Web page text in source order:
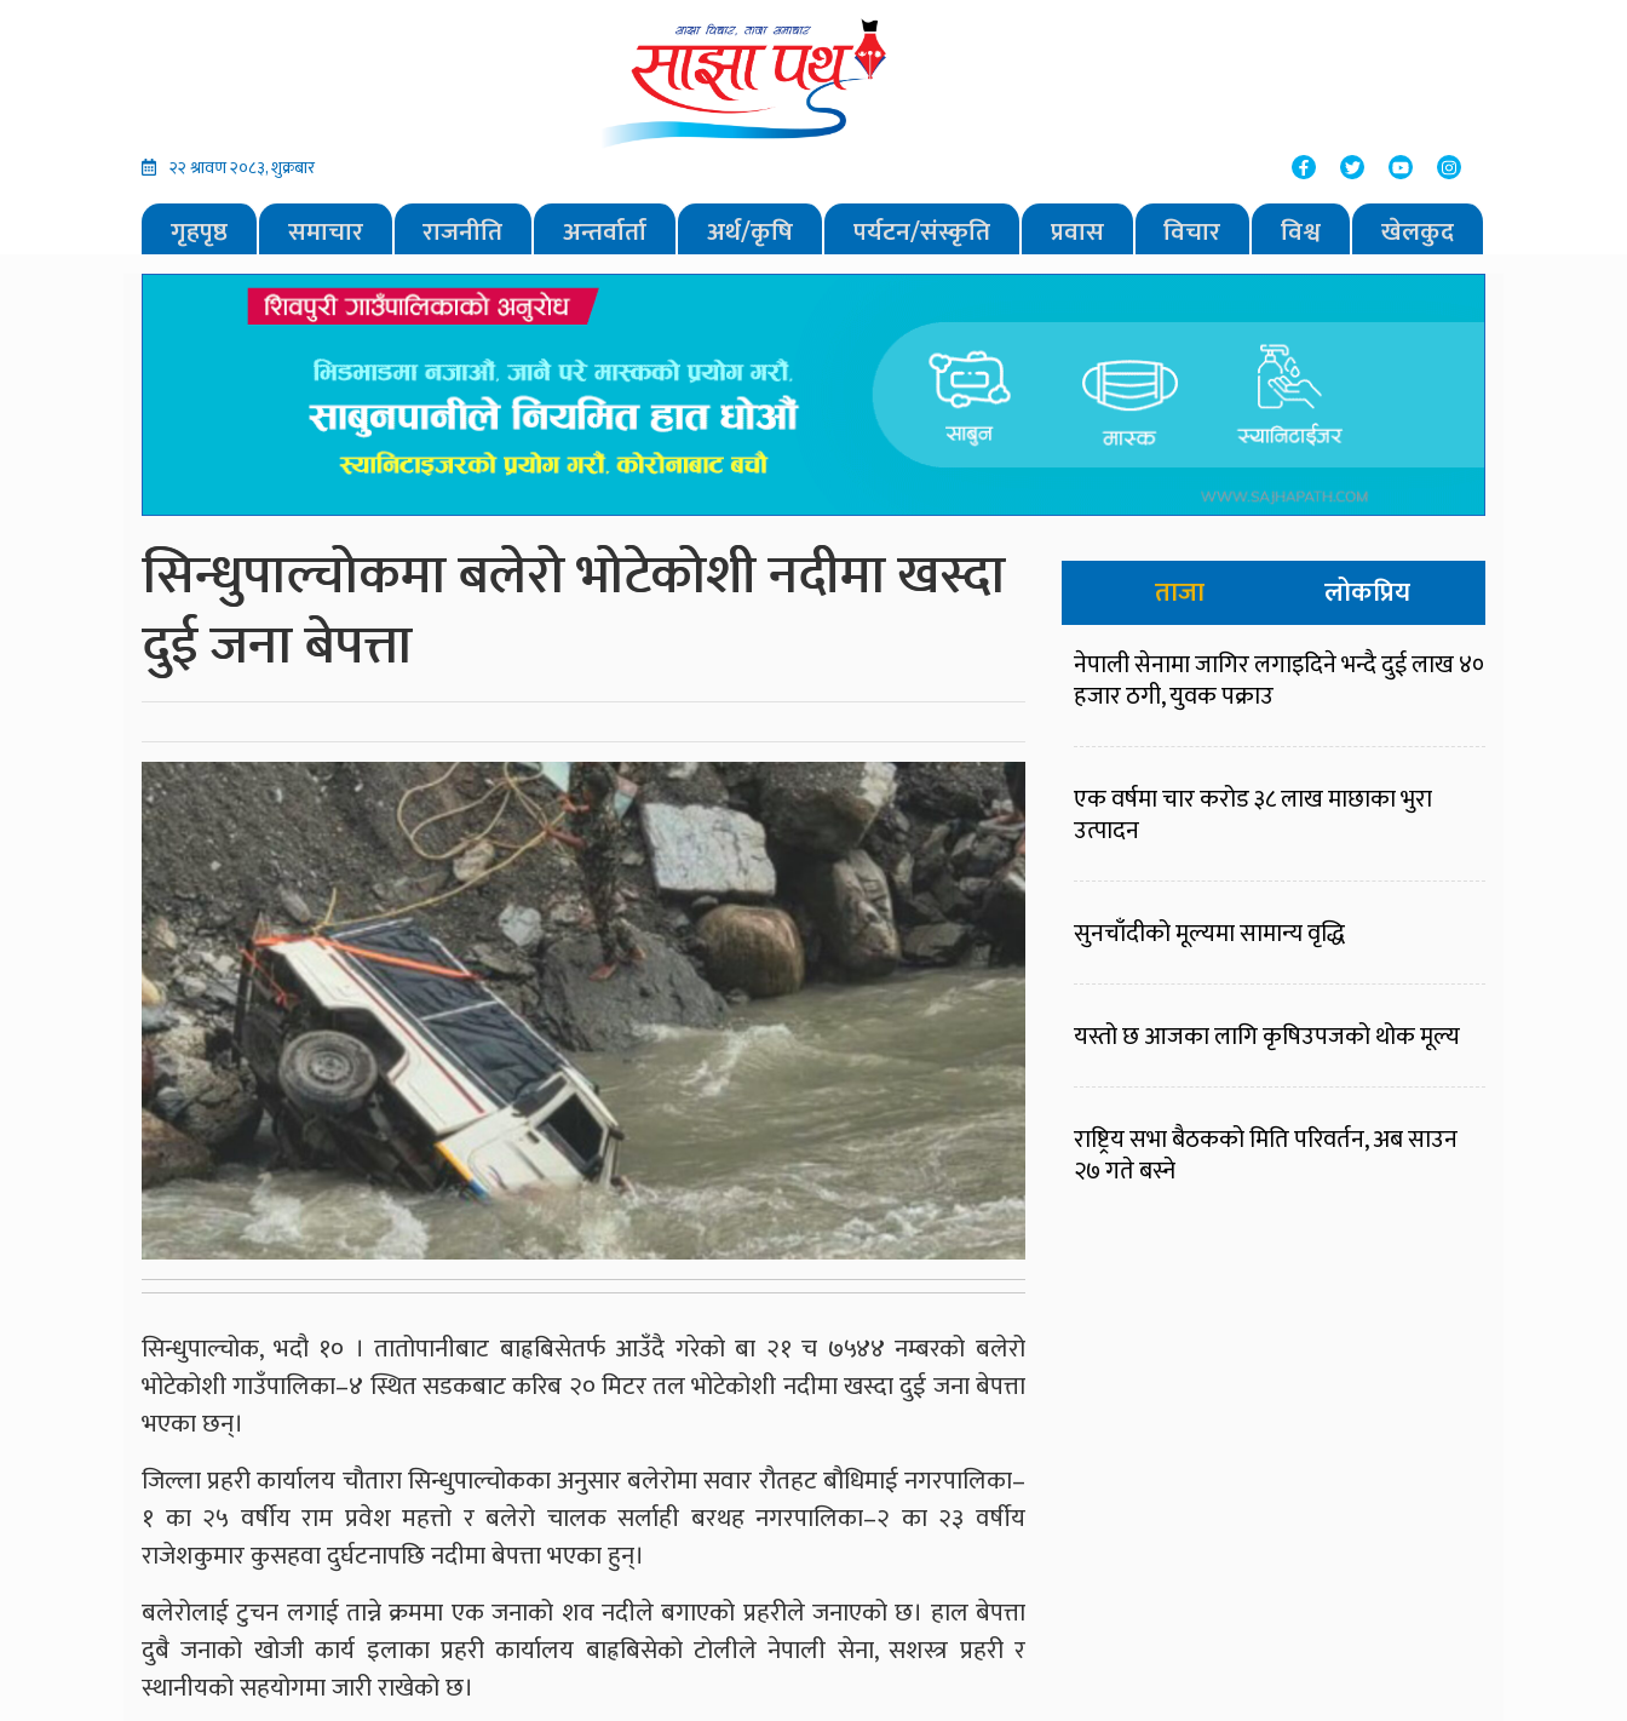
२२ श्रावण २०८३, शुक्रबार
गृहपृष्ठ समाचार राजनीति अन्तर्वार्ता अर्थ/कृषि पर्यटन/संस्कृति प्रवास विचार विश्व खेलकुद
सिन्धुपाल्चोकमा बलेरो भोटेकोशी नदीमा खस्दा
दुई जना बेपत्ता
सिन्धुपाल्चोक, भदौ १० । तातोपानीबाट बाह्रबिसेतर्फ आउँदै गरेको बा २१ च ७५४४ नम्बरको बलेरो
भोटेकोशी गाउँपालिका–४ स्थित सडकबाट करिब २० मिटर तल भोटेकोशी नदीमा खस्दा दुई जना बेपत्ता
भएका छन्।
जिल्ला प्रहरी कार्यालय चौतारा सिन्धुपाल्चोकका अनुसार बलेरोमा सवार रौतहट बौधिमाई नगरपालिका–
१ का २५ वर्षीय राम प्रवेश महत्तो र बलेरो चालक सर्लाही बरथह नगरपालिका–२ का २३ वर्षीय
राजेशकुमार कुसहवा दुर्घटनापछि नदीमा बेपत्ता भएका हुन्।
बलेरोलाई टुचन लगाई तान्ने क्रममा एक जनाको शव नदीले बगाएको प्रहरीले जनाएको छ। हाल बेपत्ता
दुबै जनाको खोजी कार्य इलाका प्रहरी कार्यालय बाह्रबिसेको टोलीले नेपाली सेना, सशस्त्र प्रहरी र
स्थानीयको सहयोगमा जारी राखेको छ।
ताजा लोकप्रिय
नेपाली सेनामा जागिर लगाइदिने भन्दै दुई लाख ४०
हजार ठगी, युवक पक्राउ
एक वर्षमा चार करोड ३८ लाख माछाका भुरा
उत्पादन
सुनचाँदीको मूल्यमा सामान्य वृद्धि
यस्तो छ आजका लागि कृषिउपजको थोक मूल्य
राष्ट्रिय सभा बैठकको मिति परिवर्तन, अब साउन
२७ गते बस्ने